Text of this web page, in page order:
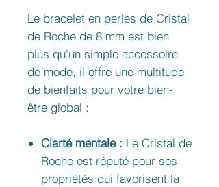
Le bracelet en perles de Cristal
de Roche de 8 mm est bien
plus qu'un simple accessoire
de mode, il offre une multitude
de bienfaits pour votre bien-
être global :
Clarté mentale : Le Cristal de
Roche est réputé pour ses
propriétés qui favorisent la